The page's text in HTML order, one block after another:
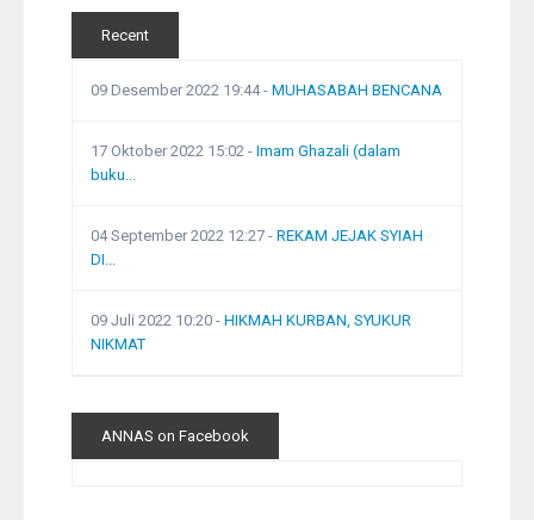
Recent
09 Desember 2022 19:44- MUHASABAH BENCANA
17 Oktober 2022 15:02 - Imam Ghazali (dalam
buku...
04 September 2022 12:27 - REKAM JEJAK SYIAH
DI...
09 Juli 2022 10:20 - HIKMAH KURBAN, SYUKUR
NIKMAT
ANNAS on Facebook